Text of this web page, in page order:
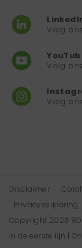
Volg
Volg
Volg
Disclaimer
Privacyverklaring
Copyright 2026
in de eerste lijn |